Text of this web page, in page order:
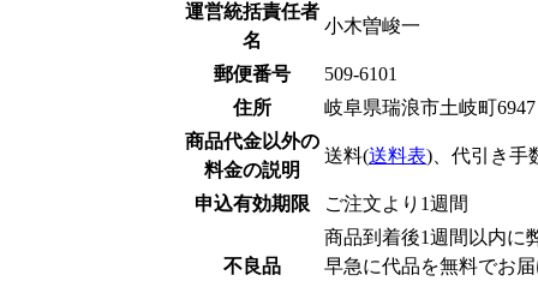
運営統括責任者
名
小木曽峻一
郵便番号
509-6101
住所
岐阜県瑞浪市土岐町
商品代金以外の
料金の説明
送料(送料表)、代引き手
申込有効期限 ご注文より1週間
不良品
商品到着後1週間以内に
早急に代品を無料でお